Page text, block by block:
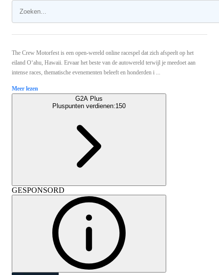
The Crew Motorfest is een open-wereld online racespel dat zich afspeelt op het
eiland O‘ahu, Hawaii. Ervaar het beste van de autowereld terwijl je meedoet aan
intense races, thematische evenementen beleeft en honderden i ...
Meer lezen
G2A Plus
Pluspunten verdienen:150
GESPONSORD